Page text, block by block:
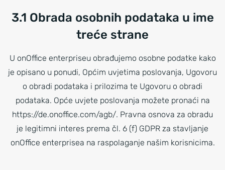
3.1 Obrada osobnih podataka u ime
treće strane
U onOffice enterpriseu obrađujemo osobne podatke kako
je opisano u ponudi, Općim uvjetima poslovanja, Ugovoru
o obradi podataka i prilozima te Ugovoru o obradi
podataka. Opće uvjete poslovanja možete pronaći na
https://de.onoffice.com/agb/. Pravna osnova za obradu
je legitimni interes prema čl. 6 (f) GDPR za stavljanje
onOffice enterprisea na raspolaganje našim korisnicima.